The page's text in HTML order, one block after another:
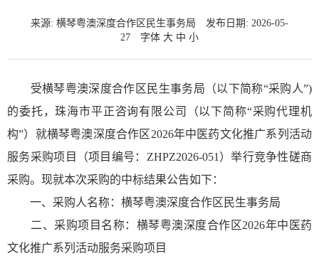
来源: 横琴粤澳深度合作区民生事务局
发布日期: 2026-05-
27
字体 大 中 小
受横琴粤澳深度合作区民生事务局（以下简称“采购人”)
的委托，珠海市平正咨询有限公司（以下简称“采购代理机
构”）就横琴粤澳深度合作区2026年中医药文化推广系列活动
服务采购项目（项目编号：ZHPZ2026-051）举行竞争性磋商
采购。现就本次采购的中标结果公告如下：
一、采购人名称：横琴粤澳深度合作区民生事务局
二、采购项目名称：横琴粤澳深度合作区2026年中医药
文化推广系列活动服务采购项目